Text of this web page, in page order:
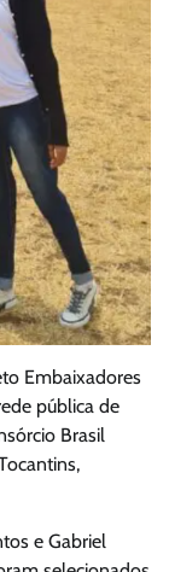
Embaixadores
pública de
Brasil
e Gabriel